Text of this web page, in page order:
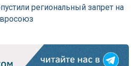
региональный запрет на